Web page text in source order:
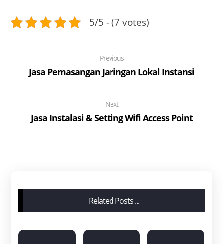
5/5 - (7 votes)
Previous
Jasa Pemasangan Jaringan Lokal Instansi
Next
Jasa Instalasi & Setting Wifi Access Point
Related Posts ...